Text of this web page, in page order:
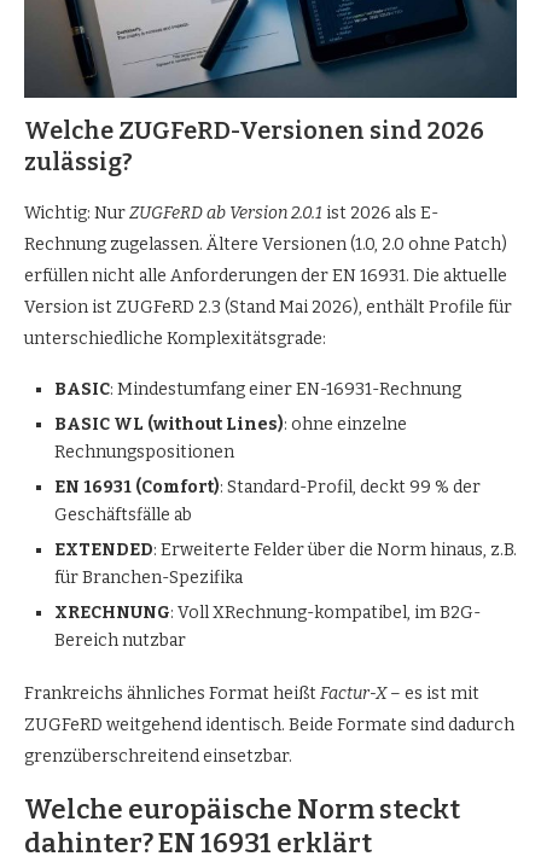
Welche ZUGFeRD-Versionen sind 2026
zulässig?
Wichtig: NurZUGFeRD ab Version 2.0.1 ist 2026 als E-
Rechnung zugelassen. Ältere Versionen (1.0, 2.0 ohne Patch)
erfüllen nicht alle Anforderungen der EN 16931. Die aktuelle
Version ist ZUGFeRD 2.3 (Stand Mai 2026), enthält Profile für
unterschiedliche Komplexitätsgrade:
BASIC: Mindestumfang einer EN-16931-Rechnung
BASIC WL (without Lines): ohne einzelne
Rechnungspositionen
EN 16931 (Comfort): Standard-Profil, deckt 99 % der
Geschäftsfälle ab
EXTENDED: Erweiterte Felder über die Norm hinaus, z.B.
für Branchen-Spezifika
XRECHNUNG: Voll XRechnung-kompatibel, im B2G-
Bereich nutzbar
Frankreichs ähnliches Format heißtFactur-X– es ist mit
ZUGFeRD weitgehend identisch. Beide Formate sind dadurch
grenzüberschreitend einsetzbar.
Welche europäische Norm steckt
dahinter? EN 16931 erklärt